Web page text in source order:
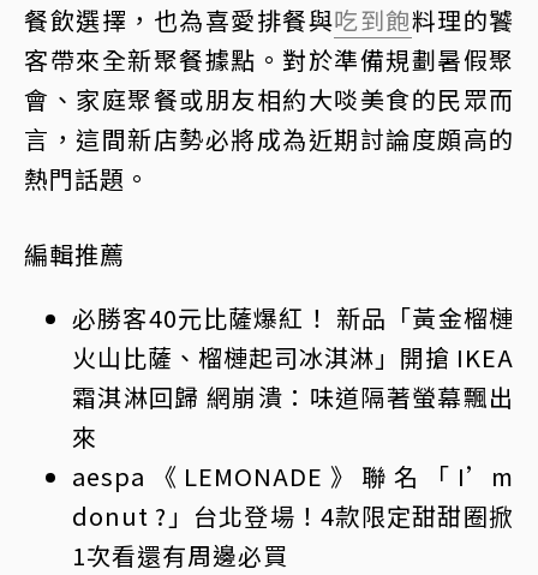
餐飲選擇，也為喜愛排餐與吃到飽料理的饕
客帶來全新聚餐據點。對於準備規劃暑假聚
會、家庭聚餐或朋友相約大啖美食的民眾而
言，這間新店勢必將成為近期討論度頗高的
熱門話題。
編輯推薦
必勝客40元比薩爆紅！ 新品「黃金榴槤
火山比薩、榴槤起司冰淇淋」開搶 IKEA
霜淇淋回歸 網崩潰：味道隔著螢幕飄出
來
aespa《LEMONADE》聯名「I’m
donut ?」台北登場！4款限定甜甜圈掀
1次看還有周邊必買